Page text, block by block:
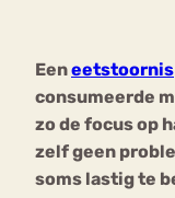
Eeneetstoornis
consumeerde
zo de focus op
zelf geen
soms lastig te
mia
Nerv
osa
Eetbuien